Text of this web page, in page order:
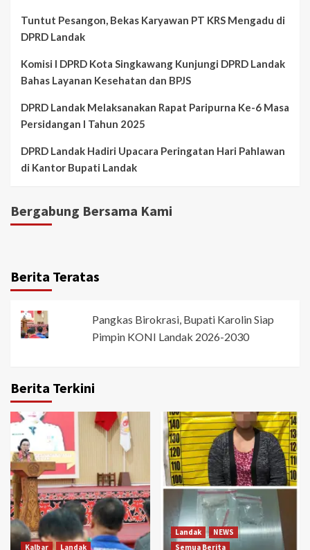
Tuntut Pesangon, Bekas Karyawan PT KRS Mengadu di
DPRD Landak
Komisi I DPRD Kota Singkawang Kunjungi DPRD Landak
Bahas Layanan Kesehatan dan BPJS
DPRD Landak Melaksanakan Rapat Paripurna Ke-6 Masa
Persidangan I Tahun 2025
DPRD Landak Hadiri Upacara Peringatan Hari Pahlawan
di Kantor Bupati Landak
Bergabung Bersama Kami
Berita Teratas
Pangkas Birokrasi, Bupati Karolin Siap
Pimpin KONI Landak 2026-2030
Berita Terkini
Kalbar Landak
Landak
NEWS
Semua Berita